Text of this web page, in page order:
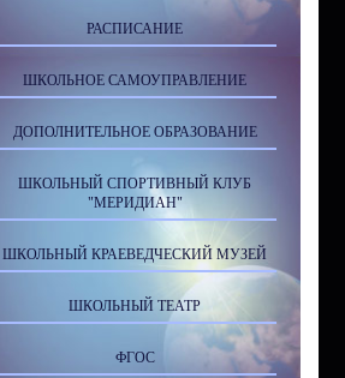
РАСПИСАНИЕ
ШКОЛЬНОЕ САМОУПРАВЛЕНИЕ
ДОПОЛНИТЕЛЬНОЕ ОБРАЗОВАНИЕ
ШКОЛЬНЫЙ СПОРТИВНЫЙ КЛУБ
"МЕРИДИАН"
ШКОЛЬНЫЙ КРАЕВЕДЧЕСКИЙ МУЗЕЙ
ШКОЛЬНЫЙ ТЕАТР
ФГОС